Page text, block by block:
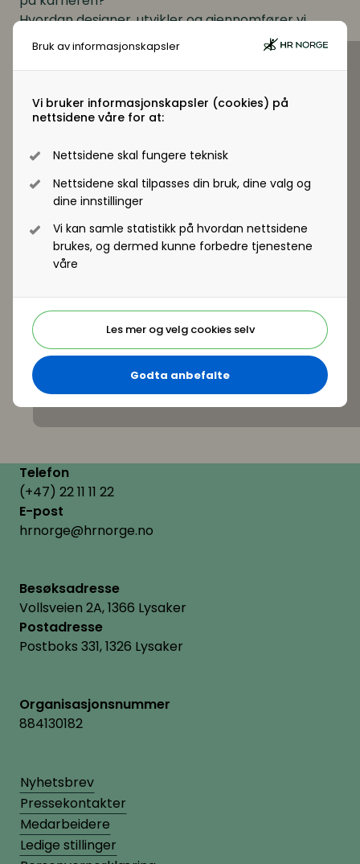
Bruk av informasjonskapsler
Vi bruker informasjonskapsler (cookies) på
nettsidene våre for at:
Nettsidene skal fungere teknisk
Nettsidene skal tilpasses din bruk, dine valg og
dine innstillinger
Vi kan samle statistikk på hvordan nettsidene
brukes, og dermed kunne forbedre tjenestene
våre
Les mer og velg cookies selv
Godta anbefalte
Hvordan designer, utvikler og gjennomfører vi
Camp BDO?
Hvordan sikrer vi at Camp BDO stadig er aktuell og
Hva skjer etter Camp BDO?
Telefon
(+47) 22 11 11 22
E-post
hrnorge@hrnorge.no
Besøksadresse
Vollsveien 2A, 1366 Lysaker
Postadresse
Postboks 331, 1326 Lysaker
Organisasjonsnummer
884130182
Nyhetsbrev
Pressekontakter
Medarbeidere
Ledige stillinger